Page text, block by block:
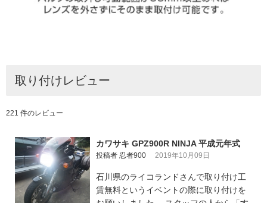
取り付けレビュー
221 件のレビュー
カワサキ GPZ900R NINJA 平成元年式
投稿者 忍者900 2019年10月09日
石川県のライコランドさんで取り付け工
賃無料というイベントの際に取り付けを